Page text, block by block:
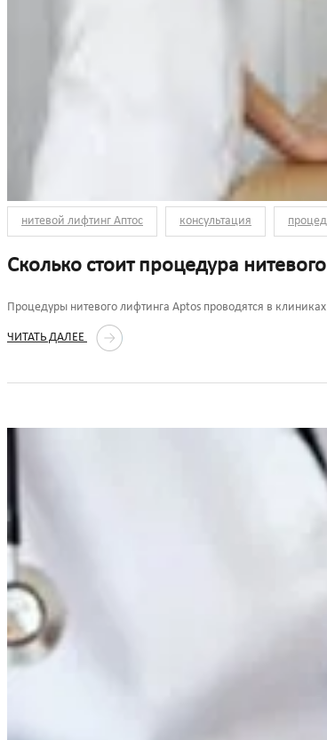
нитевой лифтинг Аптос консультация
Сколько стоит процедура
Процедуры нитевого лифтинга Aptos проводятся в
ЧИТАТЬ ДАЛЕЕ